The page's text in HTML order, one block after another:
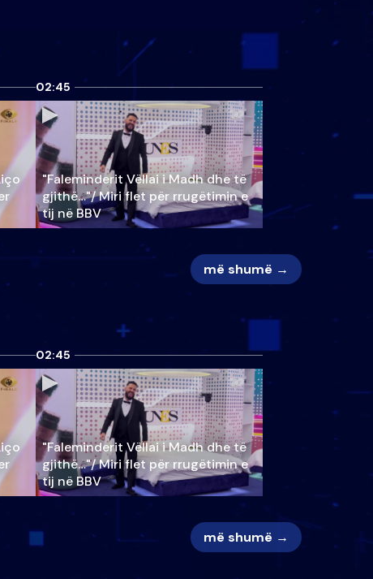
02:45
"Faleminderit Vëllai i Madh dhe të
gjithë…"/ Miri flet për rrugëtimin e
tij në BBV
më shumë →
02:45
"Faleminderit Vëllai i Madh dhe të
gjithë…"/ Miri flet për rrugëtimin e
tij në BBV
më shumë →